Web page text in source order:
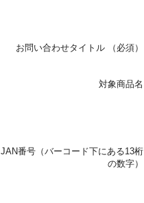
お問い合わせタイトル （必須）
対象商品名
JAN番号（バーコード下にある13桁
の数字）